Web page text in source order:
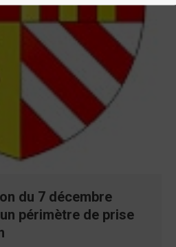
du 7 décembre
périmètre de prise